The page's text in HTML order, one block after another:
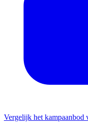
Vergelijk het kampaanbod